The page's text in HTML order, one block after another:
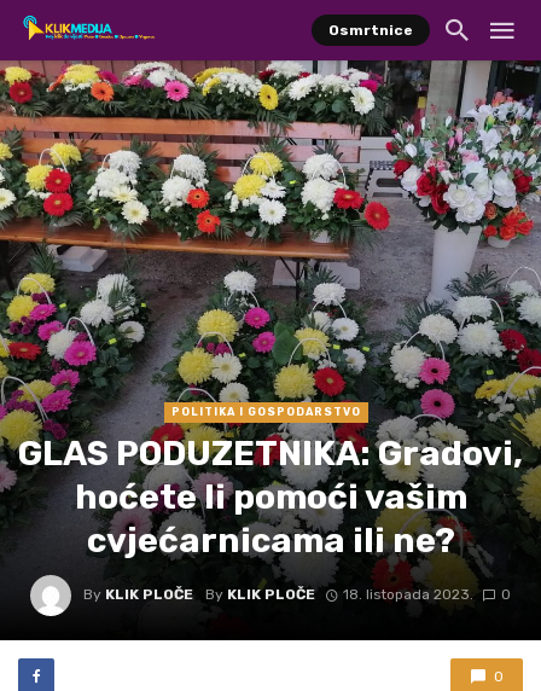
Osmrtnice
POLITIKA I GOSPODARSTVO
GLAS PODUZETNIKA: Gradovi,
hoćete li pomoći vašim
cvjećarnicama ili ne?
By KLIK PLOČE By KLIK PLOČE 18. listopada 2023. 0
0